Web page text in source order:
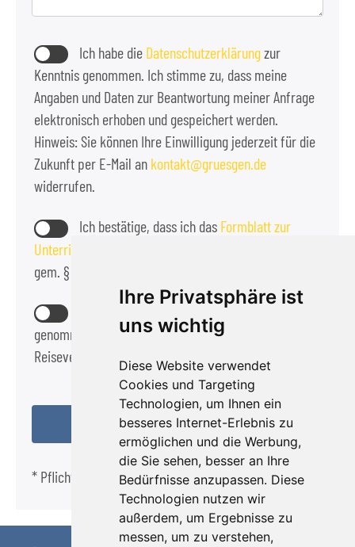
Ihre Privatsphäre ist
uns wichtig
Diese Website verwendet
Cookies und Targeting
Technologien, um Ihnen ein
besseres Internet-Erlebnis zu
ermöglichen und die Werbung,
die Sie sehen, besser an Ihre
Bedürfnisse anzupassen. Diese
Technologien nutzen wir
außerdem, um Ergebnisse zu
messen, um zu verstehen,
Ich habe die Datenschutzerklärungzur
Kenntnis genommen. Ich stimme zu, dass meine
Angaben und Daten zur Beantwortung meiner Anfrage
elektronisch erhoben und gespeichert werden.
Hinweis: Sie können Ihre Einwilligung jederzeit für die
Zukunft per E-Mail an kontakt
gruesgen.de
widerrufen.
Ich bestätige, dass ich das Formblatt zur
Unterrichtung des Reisenden bei einer Pauschalreise
gem. § 651a BGB zur Kennnis genommen habe.
habe ich zur Kennntnis
genommen und akzeptiere diese als Bestandteil des
Reisevertrags.
* Pflichtfeld